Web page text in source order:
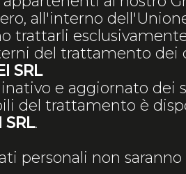
all'interno
trattarli
del trattamento dei
SRL
e aggiornato dei
del trattamento è
SRL.
personali non